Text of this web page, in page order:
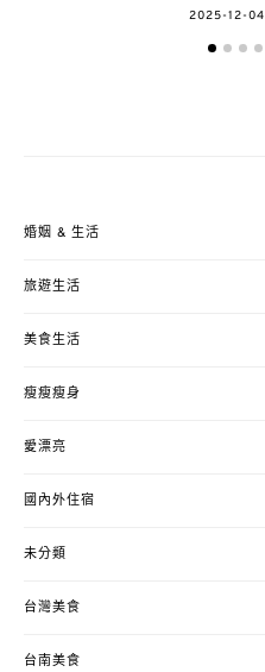
POSTED
2025-12-04
婚姻 & 生活
旅遊生活
美食生活
瘦瘦瘦身
愛漂亮
國內外住宿
未分類
台灣美食
台南美食